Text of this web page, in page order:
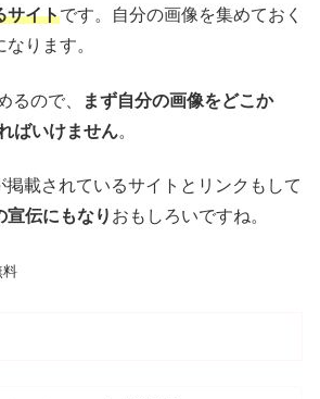
サイトです。自分の画像を集めておく
ります。
るので、
まず自分の画像をどこか
ばいけません。
掲載されているサイトとリンクもして
宣伝にもなり おもしろいですね。
料